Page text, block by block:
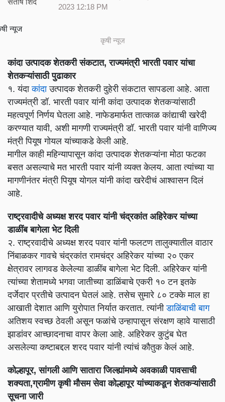
2023 12:18 PM
कृषी न्यूज
कांदा उत्पादक शेतकरी संकटात, राज्यमंत्री भारती पवार यांचा
शेतकऱ्यांसाठी पुढाकार
१. यंदाकांदाउत्पादक शेतकरी दुहेरी संकटात सापडला आहे. आता
राज्यमंत्री डॉ. भारती पवार यांनी कांदा उत्पादक शेतकऱ्यांसाठी
महत्वपूर्ण निर्णय घेतला आहे. नाफेडमार्फत तात्काळ कांद्याची खरेदी
करण्यात यावी, अशी मागणी राज्यमंत्री डॉ. भारती पवार यांनी वाणिज्य
मंत्री पियूष गोयल यांच्याकडे केली आहे.
मागील काही महिन्यापासून कांदा उत्पादक शेतकऱ्यांना मोठा फटका
बसत असल्याचे मत भारती पवार यांनी व्यक्त केलय. आता त्यांच्या या
मागणीनंतर मंत्री पियूष योगल यांनी कांदा खरेदीचं आश्वासन दिलं
आहे.
राष्ट्रवादीचे अध्यक्ष शरद पवार यांनी चंद्रकांत अहिरेकर यांच्या
डाळींब बागेला भेट दिली
२. राष्ट्रवादीचे अध्यक्ष शरद पवार यांनी फलटण तालुक्यातील वाठार
निंबाळकर गावचे चंद्रकांत रामचंद्र अहिरेकर यांच्या २० एकर
क्षेत्रावर लागवड केलेल्या डाळींब बागेला भेट दिली. अहिरेकर यांनी
त्यांच्या शेतामध्ये भगवा जातीच्या डाळिंबाचे एकरी १० टन इतके
दर्जेदार प्रतीचे उत्पादन घेतलं आहे. तसेच सुमारे ८० टक्के माल हा
आखाती देशात आणि युरोपात निर्यात करतात. त्यांनीडाळिंबाची बाग
अतिशय स्वच्छ ठेवली असून फळांचे उन्हापासून संरक्षण व्हावे यासाठी
झाडांवर आच्छादनाचा वापर केला आहे. अहिरेकर कुटुंब घेत
असलेल्या कष्टाबद्दल शरद पवार यांनी त्यांचं कौतुक केलं आहे.
कोल्हापूर, सांगली आणि सातारा जिल्ह्यांमध्ये अवकाळी पावसाची
शक्यता,ग्रामीण कृषी मौसम सेवा कोल्हापूर यांच्याकडून शेतकऱ्यांसाठी
सूचना जारी